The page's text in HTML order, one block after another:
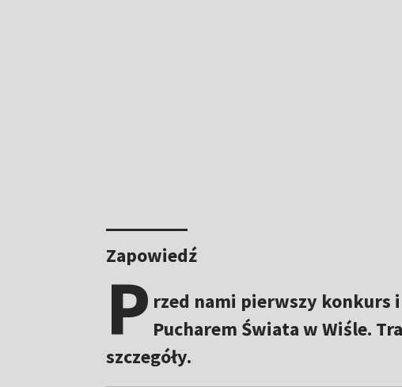
Zapowiedź
P rzed nami pierwszy konkurs
Pucharem Świata w Wiśle.
szczegóły.